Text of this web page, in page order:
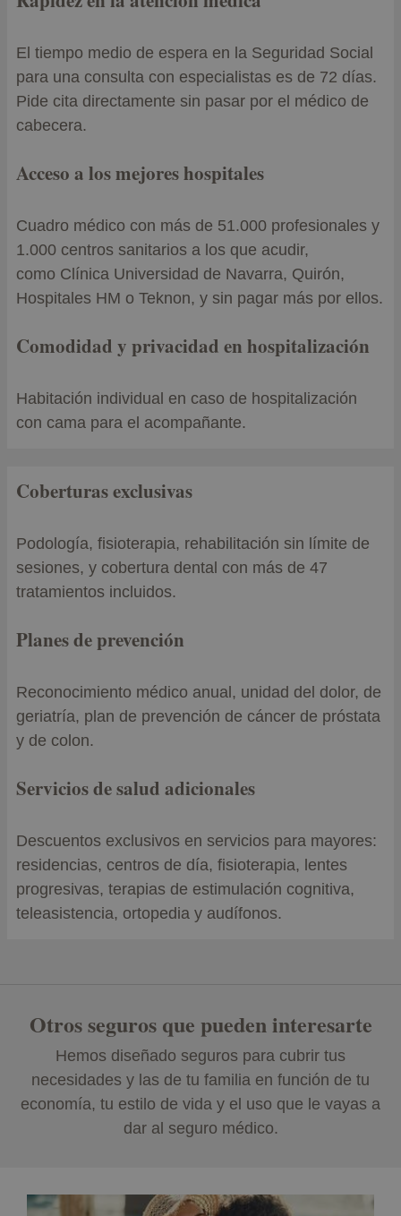
El tiempo medio de espera en la Seguridad Social
para una consulta con especialistas es de 72 días.
Pide cita directamente sin pasar por el médico de
cabecera.
Acceso a los mejores hospitales
Cuadro médico con más de 51.000 profesionales y
1.000 centros sanitarios a los que acudir,
como Clínica Universidad de Navarra, Quirón,
Hospitales HM o Teknon, y sin pagar más por ellos.
Comodidad y privacidad en hospitalización
Habitación individual en caso de hospitalización
con cama para el acompañante.
Coberturas exclusivas
Podología, fisioterapia, rehabilitación sin límite de
sesiones, y cobertura dental con más de 47
tratamientos incluidos.
Planes de prevención
Reconocimiento médico anual, unidad del dolor, de
geriatría, plan de prevención de cáncer de próstata
y de colon.
Servicios de salud adicionales
Descuentos exclusivos en servicios para mayores:
residencias, centros de día, fisioterapia, lentes
progresivas, terapias de estimulación cognitiva,
teleasistencia, ortopedia y audífonos.
Otros seguros que pueden interesarte
Hemos diseñado seguros para cubrir tus
necesidades y las de tu familia en función de tu
economía, tu estilo de vida y el uso que le vayas a
dar al seguro médico.